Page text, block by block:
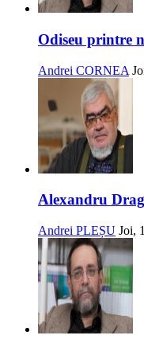
Odiseu printre
Andrei CORNEA
Alexandru
Andrei PLEȘU Joi,